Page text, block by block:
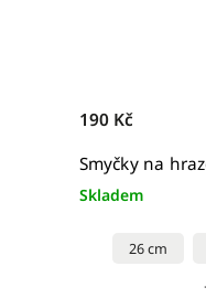
Smyčky na
Skladem
190 Kč
26 cm